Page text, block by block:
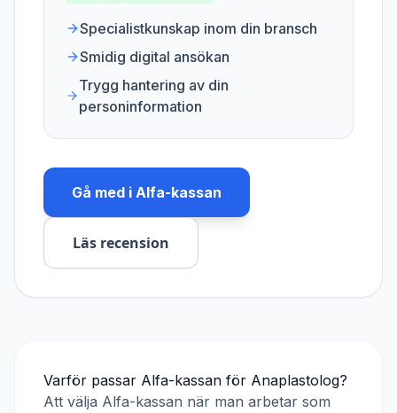
Specialistkunskap inom din bransch
Smidig digital ansökan
Trygg hantering av din
personinformation
Gå med i Alfa-kassan
Läs recension
Varför passar Alfa-kassan för Anaplastolog?
Att välja Alfa-kassan när man arbetar som